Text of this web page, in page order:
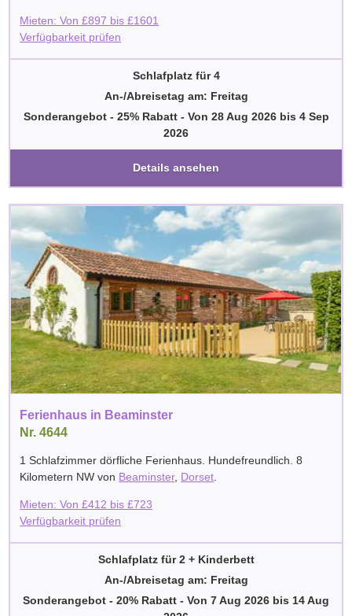
Mieten: Von£897 bis£1601
Verfügbarkeit prüfen
Schlafplatz für 4
An-/Abreisetag am: Freitag
Sonderangebot - 25% Rabatt- Von 28 Aug 2026bis 4 Sep
2026
Details ansehen
Ferienhaus in Beaminster
Nr. 4644
1 Schlafzimmer dörfliche Ferienhaus. Hundefreundlich. 8
Kilometern NW von Beaminster, Dorset
Mieten: Von£412 bis£723
Verfügbarkeit prüfen
Schlafplatz für 2 + Kinderbett
An-/Abreisetag am: Freitag
Sonderangebot - 20% Rabatt - Von 7 Aug 2026 bis 14 Aug